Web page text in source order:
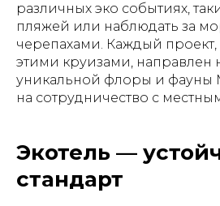
различных эко событиях,
пляжей или наблюдать за
черепахами. Каждый проект,
этими круизами, направлен
уникальной флоры и фауны
на сотрудничество с
Экотель —
стандарт